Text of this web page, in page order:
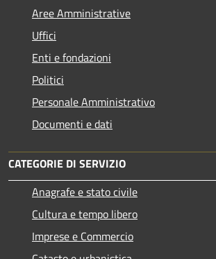
Aree Amministrative
Uffici
Enti e fondazioni
Politici
Personale Amministrativo
Documenti e dati
CATEGORIE DI SERVIZIO
Anagrafe e stato civile
Cultura e tempo libero
Imprese e Commercio